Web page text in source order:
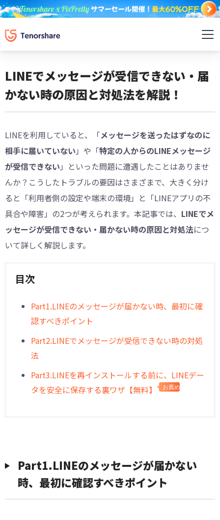
LINEでメッセージが受信できない・届
かない時の原因と対処法を解説！
LINEを利用していると、「メッセージを送ったはずなのに
相手に届いていない 」や「特定の人からのLINEメッセージ
が受信できない 」といった問題に遭遇したことはありませ
んか？こうしたトラブルの要因はさまざまで、大きく分け
ると「利用者側の設定や端末の環境」と「LINEアプリの不
具合や障害」の2つが考えられます。本記事では、 LINEでメ
ッセージが受信できない・届かない時の原因と対処法につ
いて詳しく解説します。
目次
︎Part1.LINEのメッセージが届かない時、最初に確
認すべきポイント
Part2.LINEでメッセージが受信できない時の対処
法
︎Part3.LINEを再インストールする前に、LINEデー
タを安全に保存する裏ワザ【無料】
お薦め
︎︎Part1.LINEのメッセージが届かない
時、最初に確認すべきポイント